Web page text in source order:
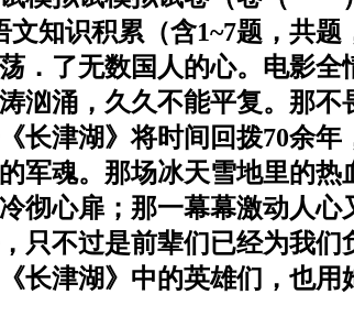
知识积累（含1~7题，共题
．了无数国人的心。电影
汹涌，久久不能平复。那
津湖》将时间回拨70余
军魂。那场冰天雪地里的
心扉；那一幕幕激动人心
只不过是前辈们已经为我
长津湖》中的英雄们，也用